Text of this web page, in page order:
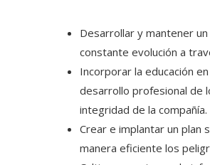
Desarrollar y mantener
constante evolución a
Incorporar la educación
desarrollo profesional de
integridad de la compañía.
Crear e implantar un plan
manera eficiente los